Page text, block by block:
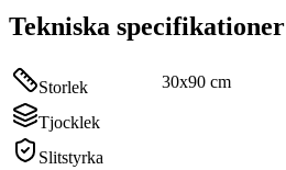
Tekniska specifikationer
Storlek 30x90 cm
Tjocklek
Slitstyrka